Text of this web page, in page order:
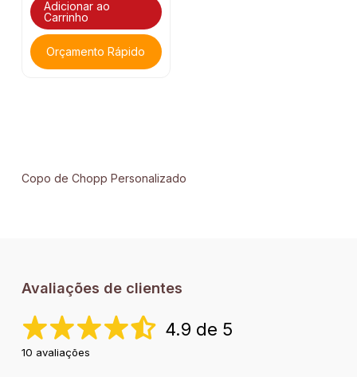
Adicionar ao
Carrinho
Orçamento Rápido
Copo de Chopp Personalizado
Avaliações de clientes
4.9 de 5
10 avaliações